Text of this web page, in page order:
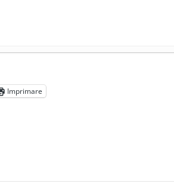
în unitățile de învățământ
- 2 iunie 2020
are prea puțin a face cu informarea
Imprimare